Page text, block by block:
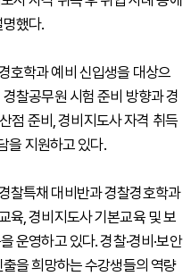
했다.
호학과 예비 신입생을 대상으
찰공무원 시험 준비 방향과 경
점 준비, 경비지도사 자격 취득
을 지원하고 있다.
찰특채 대비반과 경찰경호학과
육, 경비지도사 기본교육 및 보
운영하고 있다. 경찰·경비·보안
을 희망하는 수강생들의 역량